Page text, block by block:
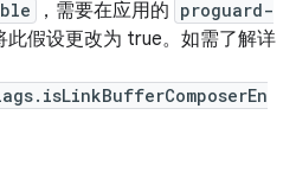
，需要在应用的 proguard-
此假设更改为 true。如需了解详